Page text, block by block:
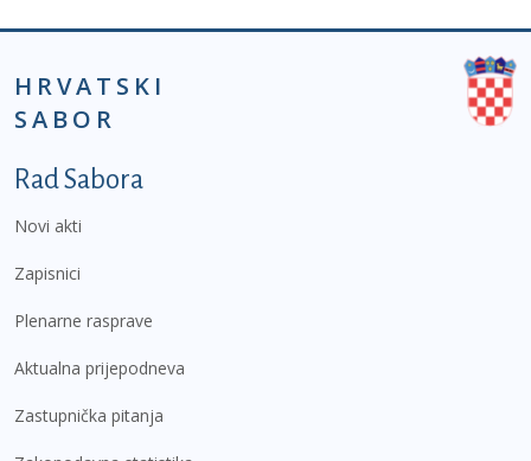
HRVATSKI
SABOR
Podnožje prvi izbornik
Rad Sabora
Novi akti
Zapisnici
Plenarne rasprave
Aktualna prijepodneva
Zastupnička pitanja